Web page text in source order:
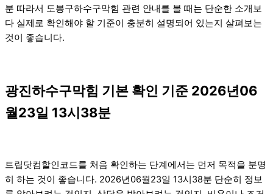
분 따라서 도봉구하수구막힘 관련 안내를 볼 때는 단순한 소개보
다 실제로 확인해야 할 기준이 충분히 설명되어 있는지 살펴보는
것이 좋습니다.
광진하수구막힘 기본 확인 기준 2026년06
월23일 13시38분
트립닷컴할인코드를 처음 확인하는 단계에서는 먼저 목적을 분명
히 하는 것이 좋습니다. 2026년06월23일 13시38분 단순히 정보